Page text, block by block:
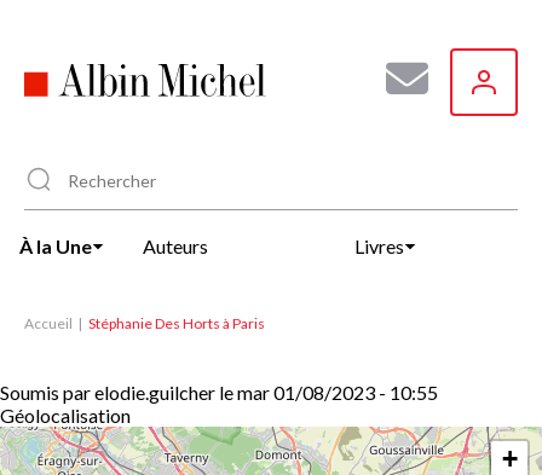
principal
À la Une Auteurs Livres
Accueil Stéphanie Des Horts à Paris
Soumis parelodie.guilcher lemar 01/08/2023 - 10:55
Géolocalisation
+